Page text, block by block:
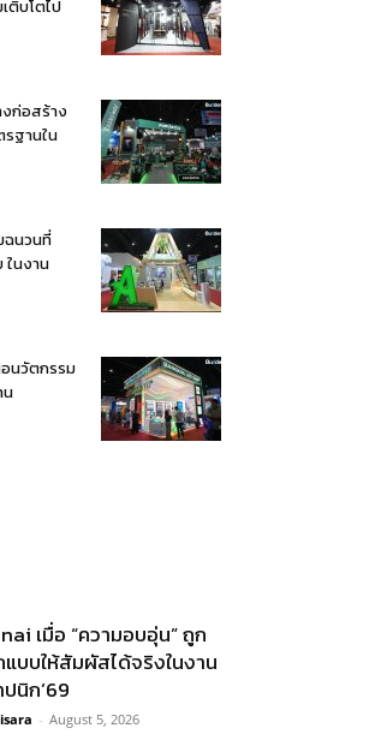
ติบโตไป
งก่อสร้าง
ฐานใน
ฉนวนที่
ในงาน
อนวัตกรรม
น
เมื่อ “ความอบอุ่น” ถูก
บบให้สัมผัสได้จริงในงาน
นิก’69
- August 5, 2026